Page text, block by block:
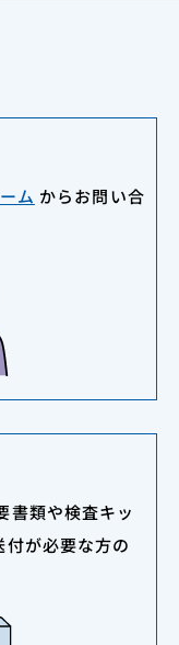
ム からお問い合
書類や検査キッ
付が必要な方の